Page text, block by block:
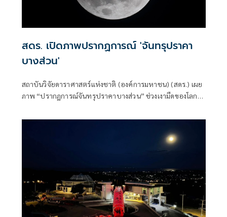
สดร. เปิดภาพปรากฏการณ์ 'จันทรุปราคา
บางส่วน'
สถาบันวิจัยดาราศาสตร์แห่งชาติ (องค์การมหาชน) (สดร.) เผย
ภาพ “ปรากฏการณ์จันทรุปราคาบางส่วน” ช่วงเงามืดของโลก
2566 หรือเช้าวันออกพรรษา บันทึกภาพจากหอดูดาว